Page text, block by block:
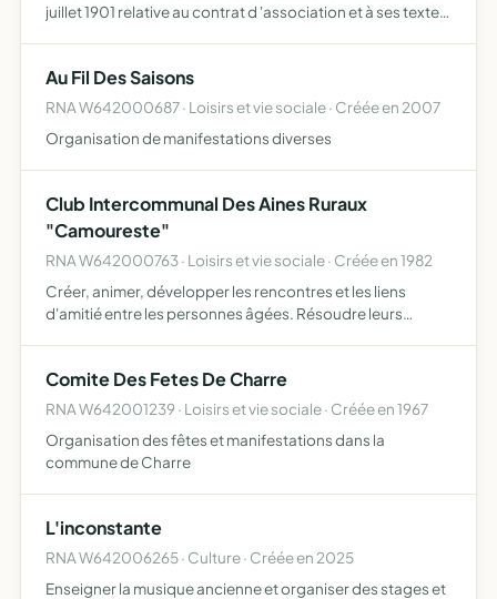
juillet 1901 relative au contrat d 'association et à ses textes
Au Fil Des Saisons
RNA W642000687 · Loisirs et vie sociale · Créée en 2007
Organisation de manifestations diverses
Club Intercommunal Des Aines Ruraux
"Camoureste"
RNA W642000763 · Loisirs et vie sociale · Créée en 1982
Créer, animer, développer les rencontres et les liens
d'amitié entre les personnes âgées. Résoudre leurs
de vie.…
Comite Des Fetes De Charre
RNA W642001239 · Loisirs et vie sociale · Créée en 1967
Organisation des fêtes et manifestations dans la
commune de Charre
L'inconstante
RNA W642006265 · Culture · Créée en 2025
Enseigner la musique ancienne et organiser des stages et